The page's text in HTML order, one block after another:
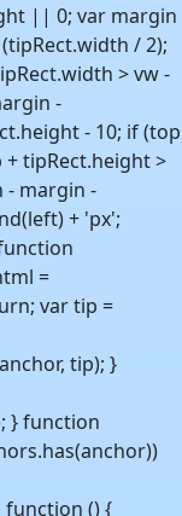
|| 0; var margin
/ 2);
> vw -
-
- 10; if (top
tipRect.height >
- margin -
+ 'px';
=
var tip =
tip); }
} function
function () {